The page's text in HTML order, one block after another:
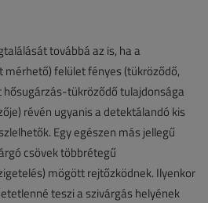
továbbá az is, ha a
felület fényes (tükröződő,
hősugárzás-tükröződő tulajdonsága
révén ugyanis a detektálandó kis
Egy egészen más jellegű
csövek többrétegű
mögött rejtőzködnek. Ilyenkor
teszi a szivárgás helyének